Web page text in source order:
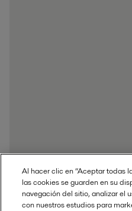
Al hacer clic en “Aceptar todas
las cookies se guarden en su
navegación del sitio, analizar el
con nuestros estudios para